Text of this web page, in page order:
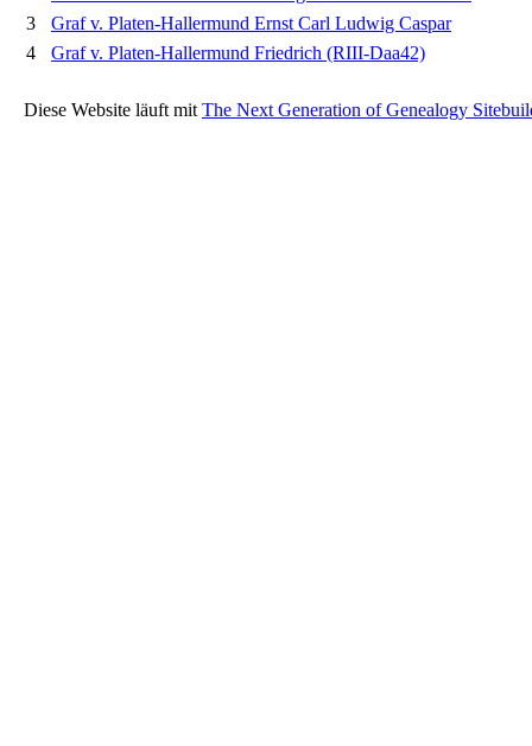
3
Graf v. Platen-Hallermund Ernst Carl Ludwig Caspar
4
Graf v. Platen-Hallermund Friedrich (RIII-Daa42)
Diese Website läuft mit The Next Generation of Genealogy